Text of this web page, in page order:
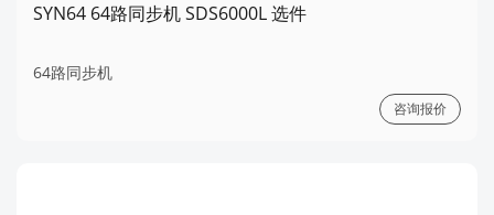
SYN64 64路同步机 SDS6000L 选件
64路同步机
咨询报价